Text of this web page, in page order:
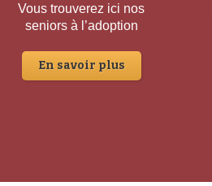
Vous trouverez ici nos
seniors à l’adoption
En savoir plus